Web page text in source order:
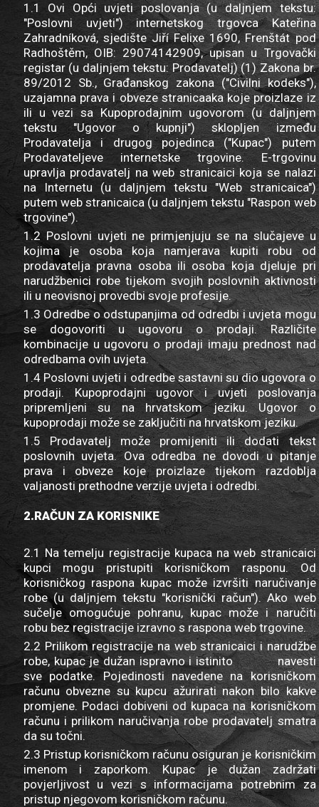
1.1 Ovi Opći uvjeti poslovanja (u daljnjem tekstu:
"Poslovni uvjeti") internetskog trgovca Kateřina
Zahradníková, sjedište Jiří Felixe 1690, Frenštát pod
Radhoštěm, OIB: 29074142909, upisan u Trgovački
registar (u daljnjem tekstu: Prodavatelj) (1) Zakona br.
89/2012 Sb., Građanskog zakona ("Civilni kodeks"),
uzajamna prava i obveze stranicaaka koje proizlaze iz
ili u vezi sa Kupoprodajnim ugovorom (u daljnjem
tekstu "Ugovor o kupnji") sklopljen između
Prodavatelja i drugog pojedinca ("Kupac") putem
Prodavateljeve internetske trgovine. E-trgovinu
upravlja prodavatelj na web stranicaici koja se nalazi
na Internetu (u daljnjem tekstu "Web stranicaica")
putem web stranicaica (u daljnjem tekstu "Raspon web
trgovine").
1.2 Poslovni uvjeti ne primjenjuju se na slučajeve u
kojima je osoba koja namjerava kupiti robu od
prodavatelja pravna osoba ili osoba koja djeluje pri
narudžbenici robe tijekom svojih poslovnih aktivnosti
ili u neovisnoj provedbi svoje profesije.
1.3 Odredbe o odstupanjima od odredbi i uvjeta mogu
se dogovoriti u ugovoru o prodaji. Različite
kombinacije u ugovoru o prodaji imaju prednost nad
odredbama ovih uvjeta.
1.4 Poslovni uvjeti i odredbe sastavni su dio ugovora o
prodaji. Kupoprodajni ugovor i uvjeti poslovanja
pripremljeni su na hrvatskom jeziku. Ugovor o
kupoprodaji može se zaključiti na hrvatskom jeziku.
1.5 Prodavatelj može promijeniti ili dodati tekst
poslovnih uvjeta. Ova odredba ne dovodi u pitanje
prava i obveze koje proizlaze tijekom razdoblja
valjanosti prethodne verzije uvjeta i odredbi.
2.RAČUN ZA KORISNIKE
2.1 Na temelju registracije kupaca na web stranicaici
kupci mogu pristupiti korisničkom rasponu. Od
korisničkog raspona kupac može izvršiti naručivanje
robe (u daljnjem tekstu "korisnički račun"). Ako web
sučelje omogućuje pohranu, kupac može i naručiti
robu bez registracije izravno s raspona web trgovine.
2.2 Prilikom registracije na web stranicaici i narudžbe
robe, kupac je dužan ispravno i istinito navesti
sve podatke. Pojedinosti navedene na korisničkom
računu obvezne su kupcu ažurirati nakon bilo kakve
promjene. Podaci dobiveni od kupaca na korisničkom
računu i prilikom naručivanja robe prodavatelj smatra
da su točni.
2.3 Pristup korisničkom računu osiguran je korisničkim
imenom i zaporkom. Kupac je dužan zadržati
povjerljivost u vezi s informacijama potrebnim za
pristup njegovom korisničkom računu.